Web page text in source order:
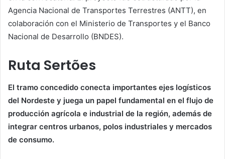
Agencia Nacional de Transportes Terrestres (ANTT), en
colaboración con el Ministerio de Transportes y el Banco
Nacional de Desarrollo (BNDES).
Ruta Sertões
El tramo concedido conecta importantes ejes logísticos
del Nordeste y juega un papel fundamental en el flujo de
producción agrícola e industrial de la región, además de
integrar centros urbanos, polos industriales y mercados
de consumo.